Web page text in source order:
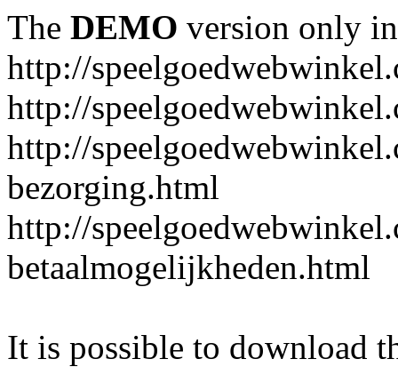
The DEMO version only
http://
http://
http://
bezorging.html
http://
betaalmogelijkheden.html
It is possible to download